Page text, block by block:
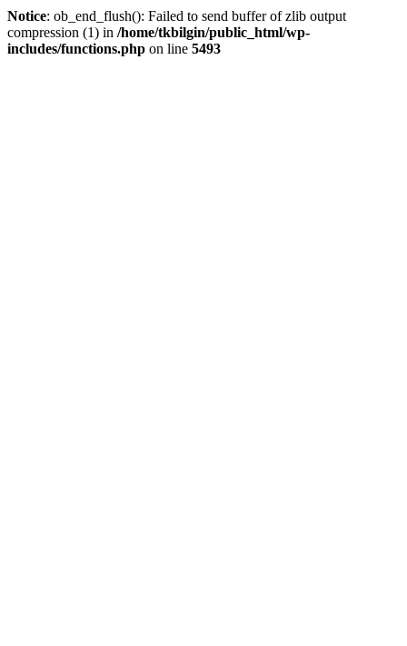
Notice: ob_end_flush(): Failed to send buffer of zlib output
compression (1) in /home/tkbilgin/public_html/wp-
includes/functions.php on line 5493